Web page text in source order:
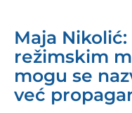
Maja
režimskim
mogu se
već